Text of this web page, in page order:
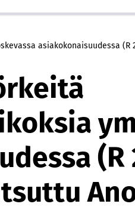
asiakokonaisuudessa (R
(R